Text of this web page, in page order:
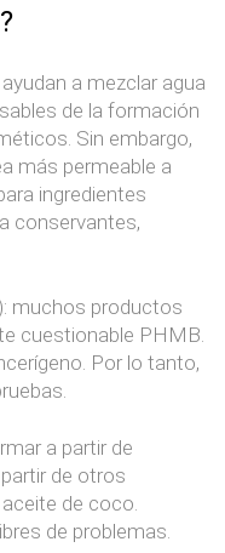
a mezclar agua
de la formación
Sin embargo,
más permeable a
ingredientes
conservantes,
muchos productos
cuestionable PHMB.
Por lo tanto,
a partir de
de otros
de coco.
de problemas.